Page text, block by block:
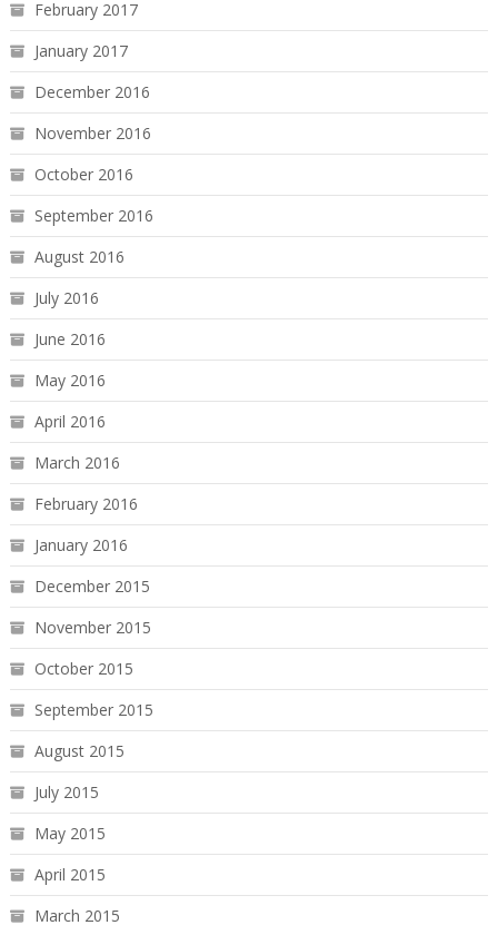
February 2017
January 2017
December 2016
November 2016
October 2016
September 2016
August 2016
July 2016
June 2016
May 2016
April 2016
March 2016
February 2016
January 2016
December 2015
November 2015
October 2015
September 2015
August 2015
July 2015
May 2015
April 2015
March 2015